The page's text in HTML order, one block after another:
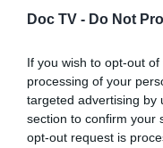
Doc TV - Do Not
If you wish to opt-out
processing of your
targeted advertising by
section to confirm your
opt-out request is
δοκιμασία την
Αλμοδόβαρ –η
φέρει την
δημιουργού: μια
ανθρώπινη